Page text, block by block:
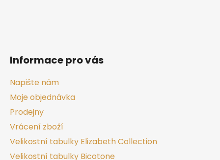
Informace pro vás
Napište nám
Moje objednávka
Prodejny
Vrácení zboží
Velikostní tabulky Elizabeth Collection
Velikostní tabulky Bicotone